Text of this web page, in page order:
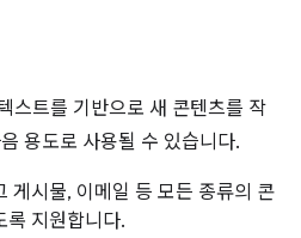
스트를 기반으로 새 콘텐츠를 작
용도로 사용될 수 있습니다.
게시물, 이메일 등 모든 종류의 콘
록 지원합니다.